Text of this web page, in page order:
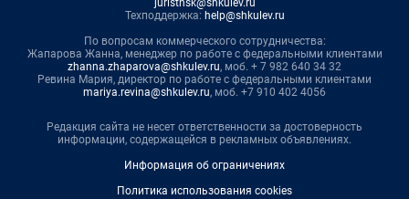
Техподдержка: help@shkulev.ru
По вопросам коммерческого сотрудничества:
Жапарова Жанна, менеджер по работе с федеральными клиентами
zhanna.zhaparova@shkulev.ru, моб. + 7 982 640 34 32
Ревина Мария, директор по работе с федеральными клиентами
mariya.revina@shkulev.ru, моб. +7 910 402 4056
Редакция сайта не несет ответственности за достоверность
информации, содержащейся в рекламных объявлениях.
Информация об ограничениях
Политика использования cookies